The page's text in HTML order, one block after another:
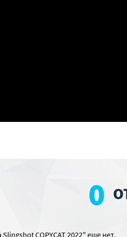
0
COPYCAT 2022" еще нет.